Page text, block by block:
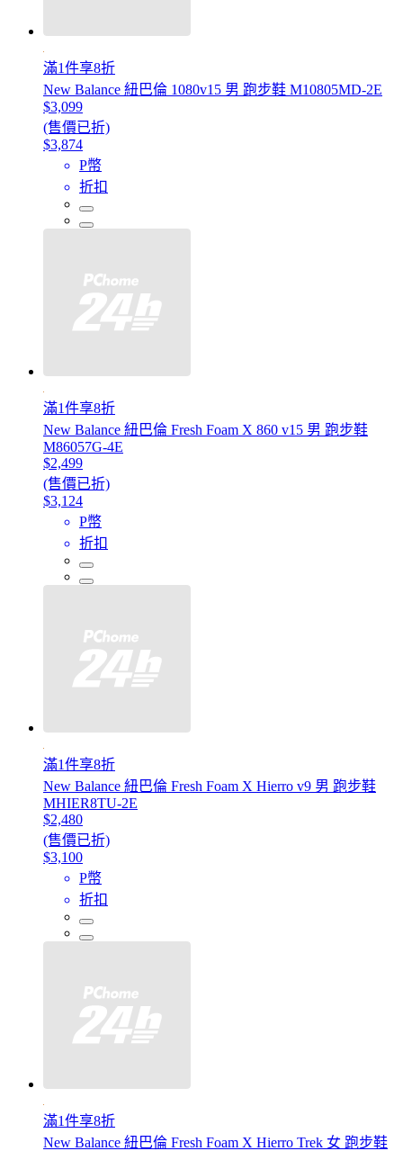
滿1件享8折
New Balance 紐巴倫 1080v15 男 跑步鞋 M10805MD-2E
$3,099
(售價已折)
$3,874
P幣
折扣
滿1件享8折
New Balance 紐巴倫 Fresh Foam X 860 v15 男 跑步鞋
M86057G-4E
$2,499
(售價已折)
$3,124
P幣
折扣
滿1件享8折
New Balance 紐巴倫 Fresh Foam X Hierro v9 男 跑步鞋
MHIER8TU-2E
$2,480
(售價已折)
$3,100
P幣
折扣
滿1件享8折
New Balance 紐巴倫 Fresh Foam X Hierro Trek 女 跑步鞋